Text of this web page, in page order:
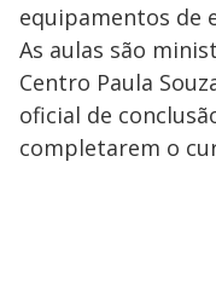
equipamentos de
As aulas são
Centro Paula
oficial de
completarem o